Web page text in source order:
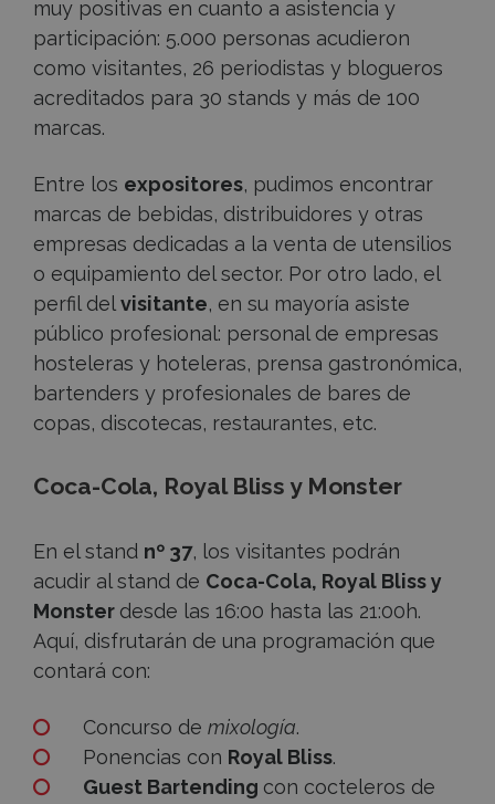
muy positivas en cuanto a asistencia y
participación: 5.000 personas acudieron
como visitantes, 26 periodistas y blogueros
acreditados para 30 stands y más de 100
marcas.
Entre los expositores, pudimos encontrar
marcas de bebidas, distribuidores y otras
empresas dedicadas a la venta de utensilios
o equipamiento del sector. Por otro lado, el
perfil delvisitante, en su mayoría asiste
público profesional: personal de empresas
hosteleras y hoteleras, prensa gastronómica,
bartenders y profesionales de bares de
copas, discotecas, restaurantes, etc.
Coca-Cola, Royal Bliss y Monster
En el stand nº 37, los visitantes podrán
acudir al stand de Coca-Cola, Royal Bliss y
Monster desde las 16:00 hasta las 21:00h.
Aquí, disfrutarán de una programación que
contará con:
Concurso de mixología.
Ponencias con Royal Bliss.
Guest Bartending con cocteleros de